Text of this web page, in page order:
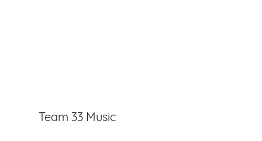
Team 33 Music